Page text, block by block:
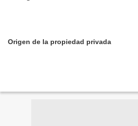
Origen de la propiedad privada